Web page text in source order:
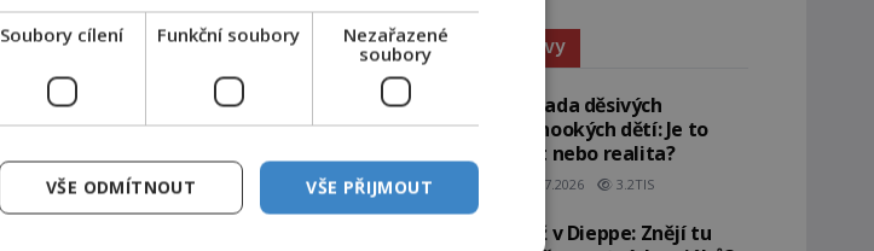
Paranormální jevy
Záhada děsivých
černookých dětí: Je to
žert nebo realita?
29.7.2026 3.2TIS
Pláž v Dieppe: Znějí tu
Soubory cílení Funkční soubory
Nezařazené
soubory
VŠE PŘIJMOUT
VŠE ODMÍTNOUT